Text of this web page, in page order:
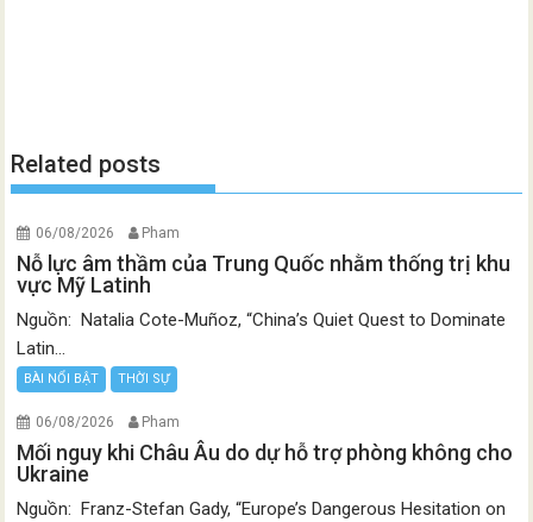
Related posts
06/08/2026 Pham
Nỗ lực âm thầm của Trung Quốc nhằm thống trị khu
vực Mỹ Latinh
Nguồn: Natalia Cote-Muñoz, “China’s Quiet Quest to Dominate
Latin...
BÀI NỔI BẬT THỜI SỰ
06/08/2026 Pham
Mối nguy khi Châu Âu do dự hỗ trợ phòng không cho
Ukraine
Nguồn: Franz-Stefan Gady, “Europe’s Dangerous Hesitation on